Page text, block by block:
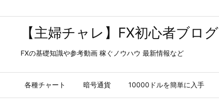
【主婦チャレ】FX初心者ブログ
FXの基礎知識や参考動画 稼ぐノウハウ 最新情報など
各種チャート 暗号通貨 10000ドルを簡単に入手